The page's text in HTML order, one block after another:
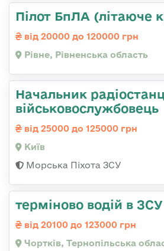
Пілот БпЛА (літаюче
від 20000 до 120000 грн
Рівне, Рівненська область
Начальник
військовослужбовець
від 25000 до 125000 грн
Київ
Морська Піхота ЗСУ
терміново водій в ЗСУ
від 20100 до 123000 грн
Чортків, Тернопільська